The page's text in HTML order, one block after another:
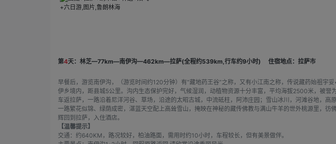
第4天：林芝—77km—南伊沟—462km—拉萨(全程约539km,行车约9小时) 住宿地点：拉萨市
早餐后，游览南伊沟，（游览时间约120分钟）有“藏地药王谷”之称，又有小江南之称，传说藏药始祖
伊乡境内，距县城5公里。沟内生态保护完好，气候湿润，动植物资源十分丰富，平均海拔2500米，被
车返拉萨，一路沿着尼洋河谷、草场，沿途的太昭古城，中流砥柱，阿沛庄园；雪山冰川，河滩谷地，高
一路繁花似锦、绿荫成密，湛蓝天空配上高耸雪山，掩映在神秘的藏传佛教与满山牛羊的世外桃源里，
辉回到拉萨，入住酒店。
【温馨提示】
交通：约640KM，路况较好，柏油路面，需用时约10小时，车程较长，但有美景做伴。